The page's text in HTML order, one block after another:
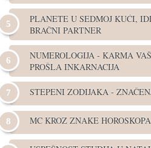
PLANETE U SEDMOJ KUĆI,
BRAČNI PARTNER
NUMEROLOGIJA - KARMA
PROŠLA INKARNACIJA
STEPENI ZODIJAKA -
MC KROZ ZNAKE HOROSKOPA